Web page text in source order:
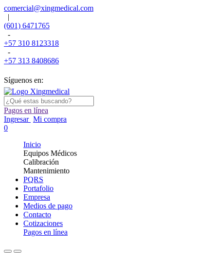
comercial@xingmedical.com
|
(601) 6471765
-
+57 310 8123318
-
+57 313 8408686
Síguenos en:
Pagos en línea
Ingresar Mi compra
0
Inicio
Equipos Médicos
Calibración
Mantenimiento
PQRS
Portafolio
Empresa
Medios de pago
Contacto
Cotizaciones
Pagos en línea